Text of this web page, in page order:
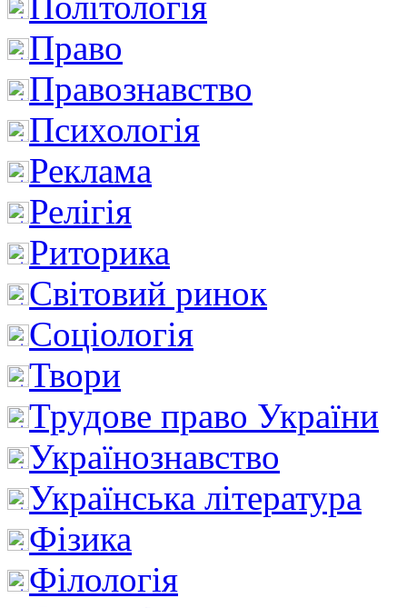
Право
Правознавство
Психологія
Реклама
Релігія
Риторика
Світовий ринок
Соціологія
Твори
Трудове право України
Українознавство
Українська література
Фізика
Філологія